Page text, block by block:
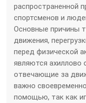
распространенной
спортсменов и
Основные причины
движения,
перед физической
являются ахиллово
отвечающие за
важно
помощью, так как